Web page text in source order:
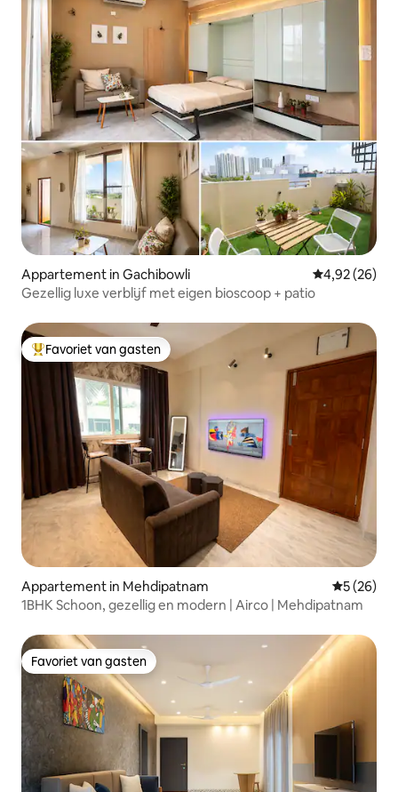
Appartement in Gachibowli Gemiddelde
4,92 (26)
Gezellig luxe verblijf met eigen bioscoop + patio
Topfavoriet van gasten
Favoriet van gasten
Appartement in Mehdipatnam
5 (26)
1BHK Schoon, gezellig en modern | Airco | Mehdipatnam
Favoriet van gasten
Favoriet van gasten